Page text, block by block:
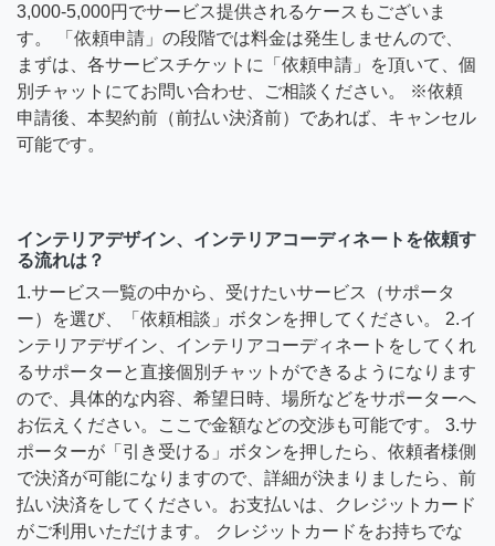
3,000-5,000円でサービス提供されるケースもございま
す。 「依頼申請」の段階では料金は発生しませんので、
まずは、各サービスチケットに「依頼申請」を頂いて、個
別チャットにてお問い合わせ、ご相談ください。 ※依頼
申請後、本契約前（前払い決済前）であれば、キャンセル
可能です。
インテリアデザイン、インテリアコーディネートを依頼す
る流れは？
1.サービス一覧の中から、受けたいサービス（サポータ
ー）を選び、「依頼相談」ボタンを押してください。 2.イ
ンテリアデザイン、インテリアコーディネートをしてくれ
るサポーターと直接個別チャットができるようになります
ので、具体的な内容、希望日時、場所などをサポーターへ
お伝えください。ここで金額などの交渉も可能です。 3.サ
ポーターが「引き受ける」ボタンを押したら、依頼者様側
で決済が可能になりますので、詳細が決まりましたら、前
払い決済をしてください。お支払いは、クレジットカード
がご利用いただけます。 クレジットカードをお持ちでな